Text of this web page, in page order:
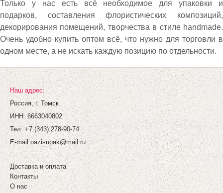
Только у нас есть всё необходимое для упаковки и
подарков, составления флористических композиций,
декорирования помещений, творчества в стиле handmade.
Очень удобно купить оптом всё, что нужно для торговли в
одном месте, а не искать каждую позицию по отдельности.
Наш адрес:
Россия, г. Томск
ИНН: 6663040802
Тел: +7 (343) 278-90-74
E-mail:oazisupak@mail.ru
Доставка и оплата
Контакты
О нас